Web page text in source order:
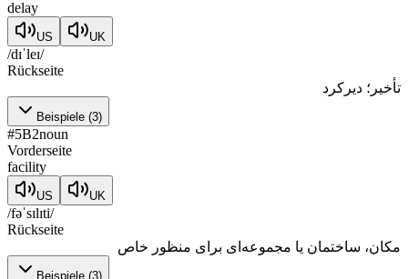
delay
US UK
/dɪˈleɪ/
Rückseite
تأخیر؛ دیرکرد
Beispiele (3)
#5B2noun
Vorderseite
facility
US UK
/fəˈsɪlɪti/
Rückseite
مکان، ساختمان یا مجموعه‌ای برای منظور خاص
Beispiele (3)